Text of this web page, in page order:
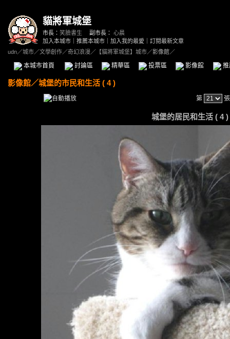
貓將軍城堡
市長： 笑臉書生 副市長： 心晨
加入本城市
推薦本城市 加入我的最愛
訂閱最新文章
udn／城市／文學創作／奇幻浪漫／ 【貓將軍城堡】城市／影像館／
本城市首頁 討論區 精華區 投票區 影像館
影像館／城堡的市民和生活 ( 4 )
第
城堡的居民和生活 ( 4 )